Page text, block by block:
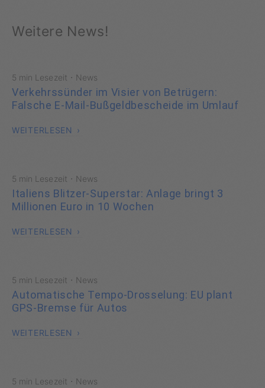
Weitere News!
5 min Lesezeit · News
Verkehrssünder im Visier von Betrügern:
Falsche E-Mail-Bußgeldbescheide im Umlauf
WEITERLESEN
5 min Lesezeit · News
Italiens Blitzer-Superstar: Anlage bringt 3
Millionen Euro in 10 Wochen
WEITERLESEN
5 min Lesezeit · News
Automatische Tempo-Drosselung: EU plant
GPS-Bremse für Autos
WEITERLESEN
5 min Lesezeit · News